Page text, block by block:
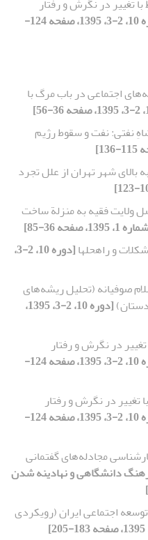
[دوره 10، 2-3، 1395، صفحه 124-
اجتماعی در باب مرگ با
نفتی: نفت و سقوط رژیم
45 سال به بالای شهر تهران از علل تجرد
فقیه به منزلة ساخت
و راهحلها
[دوره 10، 2-3،
صوفیانه (تحلیل ریشه‌های
[دوره 10، 2-3، 1395،
در نگرش و رفتار
[دوره 10، 2-3، 1395، صفحه 124-
تغییر در نگرش و رفتار
[دوره 10، 2-3، 1395، صفحه 124-
مجادله‌های گفتمانی
نامه فرهنگ دانشگاهی و نهادینه شدن
اجتماعی ایران (رویکردی